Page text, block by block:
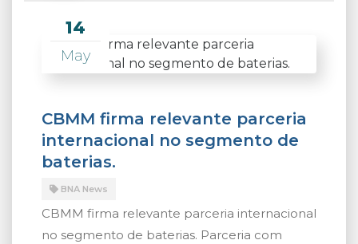
14
May
CBMM firma relevante parceria
internacional no segmento de
baterias.
BNA News
CBMM firma relevante parceria internacional
no segmento de baterias. Parceria com